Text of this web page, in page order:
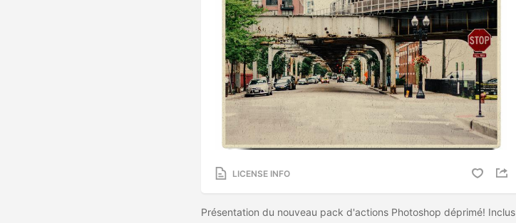
LICENSE INFO
Présentation du nouveau pack d'actions Photoshop déprimé! Inclus